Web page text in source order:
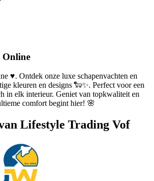
Online
♥. Ontdek onze luxe schapenvachten en
kleuren en designs 🐑✨. Perfect voor een
in elk interieur. Geniet van topkwaliteit en
comfort begint hier! 🌸
Lifestyle Trading Vof